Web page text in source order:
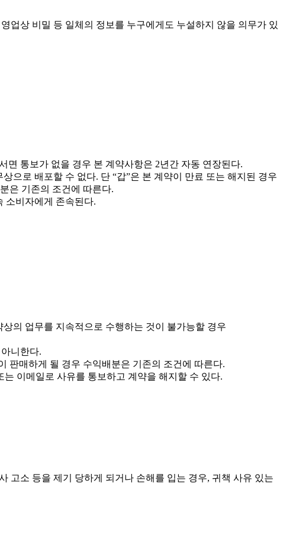
업상 비밀 등 일체의 정보를 누구에게도 누설하지 않을 의무가 있
면 통보가 없을 경우 본 계약사항은 2년간 자동 연장된다.
으로 배포할 수 없다. 단 “갑”은 본 계약이 만료 또는 해지된 경우
은 기존의 조건에 따른다.
소비자에게 존속된다.
의 업무를 지속적으로 수행하는 것이 불가능할 경우
니한다.
판매하게 될 경우 수익배분은 기존의 조건에 따른다.
이메일로 사유를 통보하고 계약을 해지할 수 있다.
고소 등을 제기 당하게 되거나 손해를 입는 경우, 귀책 사유 있는